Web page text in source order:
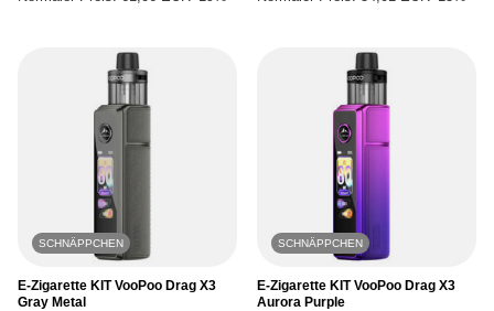
SCHNÄPPCHEN
E-Zigarette KIT VooPoo Drag X3
Gray Metal
SCHNÄPPCHEN
E-Zigarette KIT VooPoo Drag X3
Aurora Purple